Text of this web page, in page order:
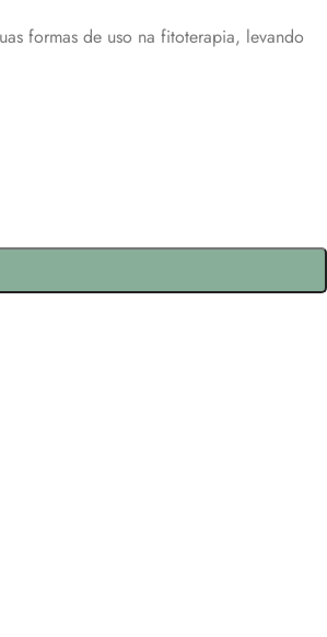
formas de uso na fitoterapia, levando